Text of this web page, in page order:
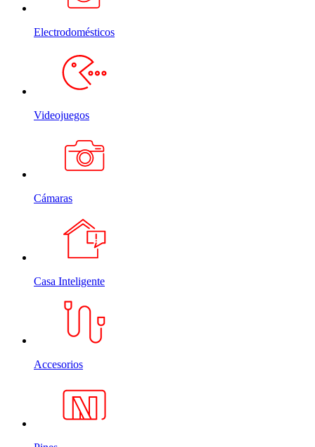
Electrodomésticos
Videojuegos
Cámaras
Casa Inteligente
Accesorios